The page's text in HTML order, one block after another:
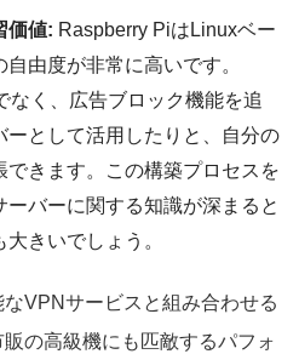
価値: Raspberry PiはLinuxベー
由度が非常に高いです。
なく、広告ブロック機能を追
ーとして活用したりと、自分の
きます。この構築プロセスを
バーに関する知識が深まると
きいでしょう。
VPNサービスと組み合わせる
の高級機にも匹敵するパフォ